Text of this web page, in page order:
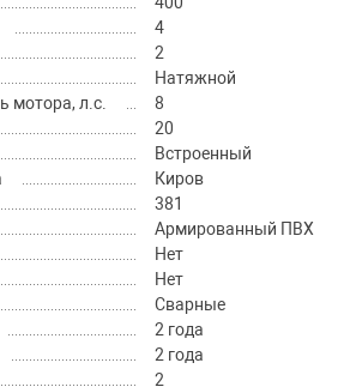
4
2
Натяжной
мотора, л.с.
8
20
Встроенный
Киров
381
Армированный ПВХ
Нет
Нет
Сварные
2 года
2 года
2